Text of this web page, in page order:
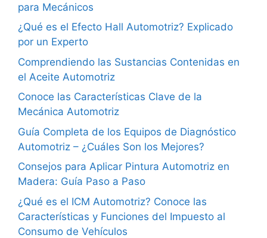
para Mecánicos
¿Qué es el Efecto Hall Automotriz? Explicado
por un Experto
Comprendiendo las Sustancias Contenidas en
el Aceite Automotriz
Conoce las Características Clave de la
Mecánica Automotriz
Guía Completa de los Equipos de Diagnóstico
Automotriz – ¿Cuáles Son los Mejores?
Consejos para Aplicar Pintura Automotriz en
Madera: Guía Paso a Paso
¿Qué es el ICM Automotriz? Conoce las
Características y Funciones del Impuesto al
Consumo de Vehículos